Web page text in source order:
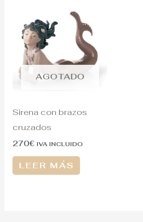
AGOTADO
Sirena con brazos
cruzados
270€ IVA INCLUIDO
LEER MÁS